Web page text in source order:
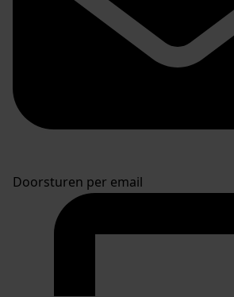
Doorsturen per email